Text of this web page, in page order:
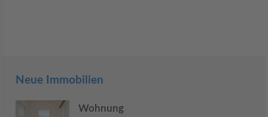
Neue Immobilien
Wohnung